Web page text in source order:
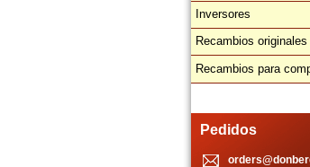
Inversores
Recambios
Recambios para
Pedidos